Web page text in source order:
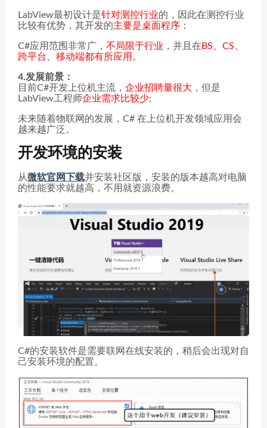
LabView最初设计是针对测控行业的，因此在测控行业
比较有优势，其开发的主要是桌面程序 ：
C#应用范围非常广， 不局限于行业 ，并且在 BS、CS、
跨平台、移动端都有所应用 。
4.发展前景：
目前C#开发上位机主流， 企业招聘量很大 ，但是
LabView工程师企业需求比较少;
未来随着物联网的发展，C# 在上位机开发领域应用会
越来越广泛。
开发环境的安装
从微软官网下载并安装社区版，安装的版本越高对电脑
的性能要求就越高，不用就资源浪费。
C#的安装软件是需要联网在线安装的，稍后会出现对自
己安装环境的配置。